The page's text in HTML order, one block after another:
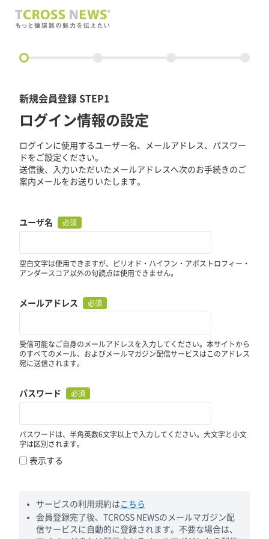
circle
新規会員登録 STEP1
ログイン情報の設定
ログインに使用するユーザー名、メールアドレス、パスワー
ドをご設定ください。
送信後、入力いただいたメールアドレスへ次のお手続きのご
案内メールをお送りいたします。
ユーザ名 必須
空白文字は使用できますが、ピリオド・ハイフン・アポストロフィー・
アンダースコア以外の句読点は使用できません。
メールアドレス 必須
受信可能なご自身のメールアドレスを入力してください。本サイトから
のすべてのメール、およびメールマガジン配信サービスはこのアドレス
宛に送信されます。
パスワード 必須
パスワードは、半角英数6文字以上で入力してください。大文字と小文
字は区別されます。
表示する
サービスの利用規約は こちら
会員登録完了後、TCROSS NEWSのメールマガジン配
信サービスに自動的に登録されます。不要な場合は、